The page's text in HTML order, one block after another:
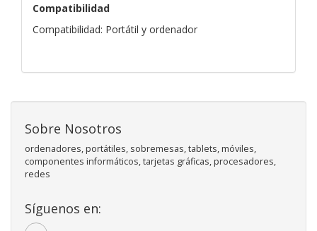
Compatibilidad
Compatibilidad: Portátil y ordenador
Sobre Nosotros
ordenadores, portátiles, sobremesas, tablets, móviles,
componentes informáticos, tarjetas gráficas, procesadores,
redes
Síguenos en: